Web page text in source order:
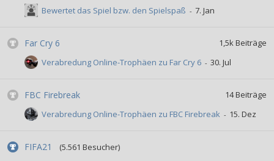
Bewertet das Spiel bzw. den Spielspaß
Far Cry 6 1,5kBeiträge
Verabredung Online-Trophäen zu Far Cry 6
FBC Firebreak 14Beiträge
Verabredung Online-Trophäen zu FBC Firebreak
FIFA21 (5.561 Besucher)